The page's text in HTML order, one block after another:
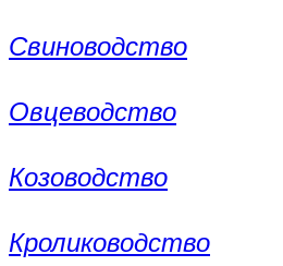
Свиноводство
Овцеводство
Козоводство
Кролиководство